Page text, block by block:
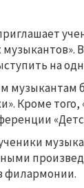
на
музыкантам
Кроме
филармонии.